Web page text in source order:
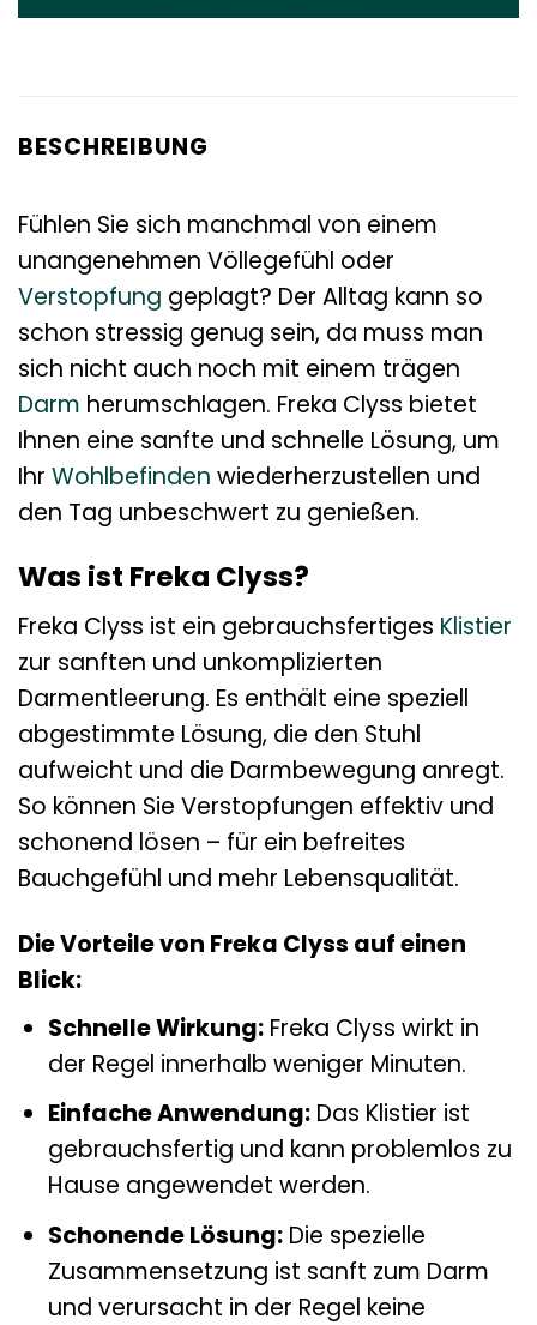
BESCHREIBUNG
Fühlen Sie sich manchmal von einem
unangenehmen Völlegefühl oder
Verstopfung geplagt? Der Alltag kann so
schon stressig genug sein, da muss man
sich nicht auch noch mit einem trägen
Darm herumschlagen. Freka Clyss bietet
Ihnen eine sanfte und schnelle Lösung, um
Ihr Wohlbefinden wiederherzustellen und
den Tag unbeschwert zu genießen.
Was ist Freka Clyss?
Freka Clyss ist ein gebrauchsfertiges Klistier
zur sanften und unkomplizierten
Darmentleerung. Es enthält eine speziell
abgestimmte Lösung, die den Stuhl
aufweicht und die Darmbewegung anregt.
So können Sie Verstopfungen effektiv und
schonend lösen – für ein befreites
Bauchgefühl und mehr Lebensqualität.
Die Vorteile von Freka Clyss auf einen
Blick:
Schnelle Wirkung:Freka Clyss wirkt in
der Regel innerhalb weniger Minuten.
Einfache Anwendung:Das Klistier ist
gebrauchsfertig und kann problemlos zu
Hause angewendet werden.
Schonende Lösung:Die spezielle
Zusammensetzung ist sanft zum Darm
und verursacht in der Regel keine